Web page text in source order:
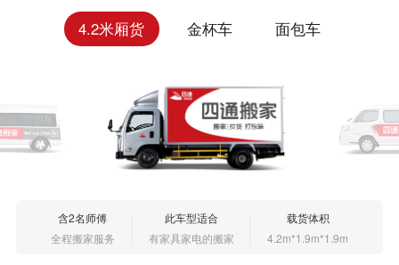
4.2米厢货 金杯车 面包车
含2名师傅
全程搬家服务
此车型适合
有家具家电的搬家
载货体积
4.2m*1.9m*1.9m